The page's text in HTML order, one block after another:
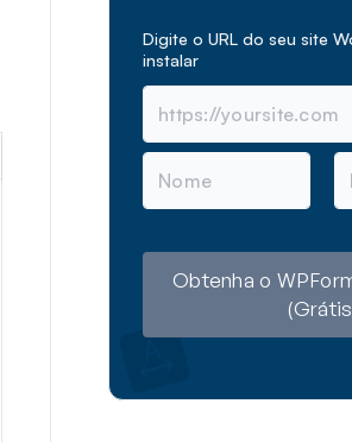
Digite o URL do seu site
instalar
N
m
E
m
Obtenha o